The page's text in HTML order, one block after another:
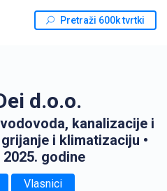
Pretraži 600k tvrtki
d.o.o.
kanalizacije i
i klimatizaciju •
godine
Vlasnici